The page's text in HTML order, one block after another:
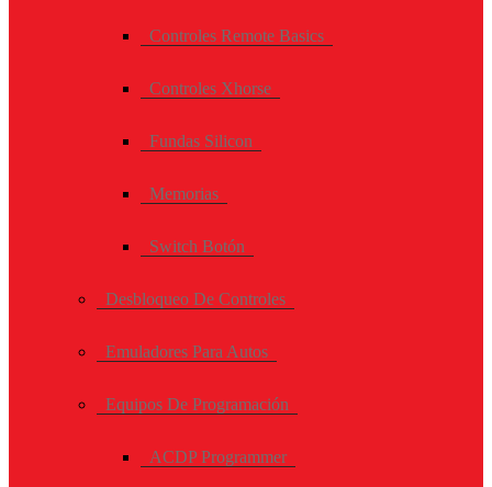
Controles Remote Basics
Controles Xhorse
Fundas Silicon
Memorias
Switch Botón
Desbloqueo De Controles
Emuladores Para Autos
Equipos De Programación
ACDP Programmer